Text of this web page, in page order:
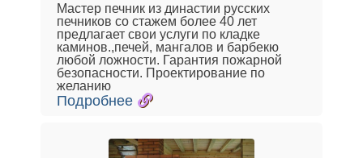
Мастер печник из династии русских
печников со стажем более 40 лет
предлагает свои услуги по кладке
каминов.,печей, мангалов и барбекю
любой ложности. Гарантия пожарной
безопасности. Проектирование по
желанию
Подробнее